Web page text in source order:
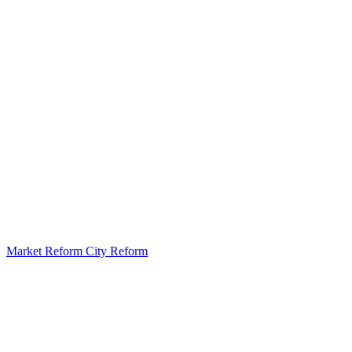
Market Reform City Reform